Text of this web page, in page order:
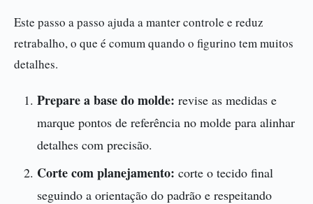
Este passo a passo ajuda a manter controle e reduz
retrabalho, o que é comum quando o figurino tem muitos
detalhes.
Prepare a base do molde: revise as medidas e
marque pontos de referência no molde para alinhar
detalhes com precisão.
Corte com planejamento: corte o tecido final
seguindo a orientação do padrão e respeitando